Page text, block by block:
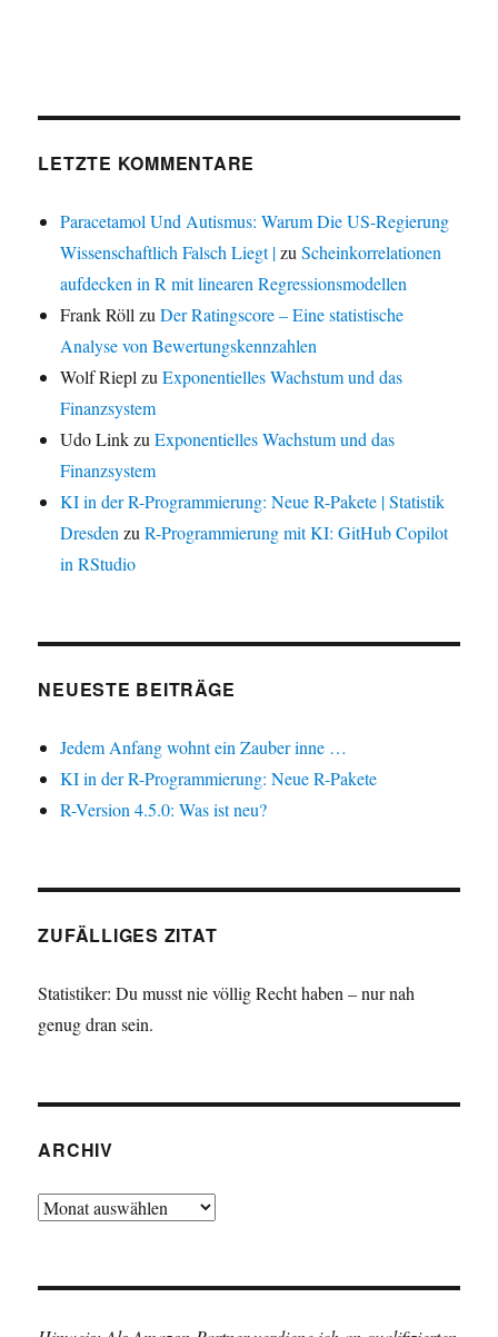
LETZTE KOMMENTARE
Paracetamol Und Autismus: Warum Die US-Regierung
Wissenschaftlich Falsch Liegt |zuScheinkorrelationen
aufdecken in R mit linearen Regressionsmodellen
Frank Röll zuDer Ratingscore – Eine statistische
Analyse von Bewertungskennzahlen
Wolf Riepl zuExponentielles Wachstum und das
Finanzsystem
Udo LinkzuExponentielles Wachstum und das
Finanzsystem
KI in der R-Programmierung: Neue R-Pakete | Statistik
Dresden zuR-Programmierung mit KI: GitHub Copilot
in RStudio
NEUESTE BEITRÄGE
Jedem Anfang wohnt ein Zauber inne …
KI in der R-Programmierung: Neue R-Pakete
R-Version 4.5.0: Was ist neu?
ZUFÄLLIGES ZITAT
Statistiker: Du musst nie völlig Recht haben – nur nah
genug dran sein.
ARCHIV
Archiv